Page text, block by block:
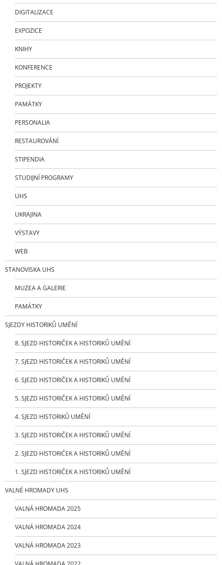
DIGITALIZACE
EXPOZICE
KNIHY
KONFERENCE
PROJEKTY
PAMÁTKY
PERSONALIA
RESTAUROVÁNÍ
STIPENDIA
STUDIJNÍ PROGRAMY
UHS
UKRAJINA
VÝSTAVY
WEB
STANOVISKA UHS
MUZEA A GALERIE
PAMÁTKY
SJEZDY HISTORIKŮ UMĚNÍ
8. SJEZD HISTORIČEK A HISTORIKŮ UMĚNÍ
7. SJEZD HISTORIČEK A HISTORIKŮ UMĚNÍ
6. SJEZD HISTORIČEK A HISTORIKŮ UMĚNÍ
5. SJEZD HISTORIČEK A HISTORIKŮ UMĚNÍ
4. SJEZD HISTORIKŮ UMĚNÍ
3. SJEZD HISTORIČEK A HISTORIKŮ UMĚNÍ
2. SJEZD HISTORIČEK A HISTORIKŮ UMĚNÍ
1. SJEZD HISTORIČEK A HISTORIKŮ UMĚNÍ
VALNÉ HROMADY UHS
VALNÁ HROMADA 2025
VALNÁ HROMADA 2024
VALNÁ HROMADA 2023